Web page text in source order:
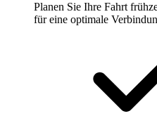
Planen Sie Ihre Fahrt
für eine optimale